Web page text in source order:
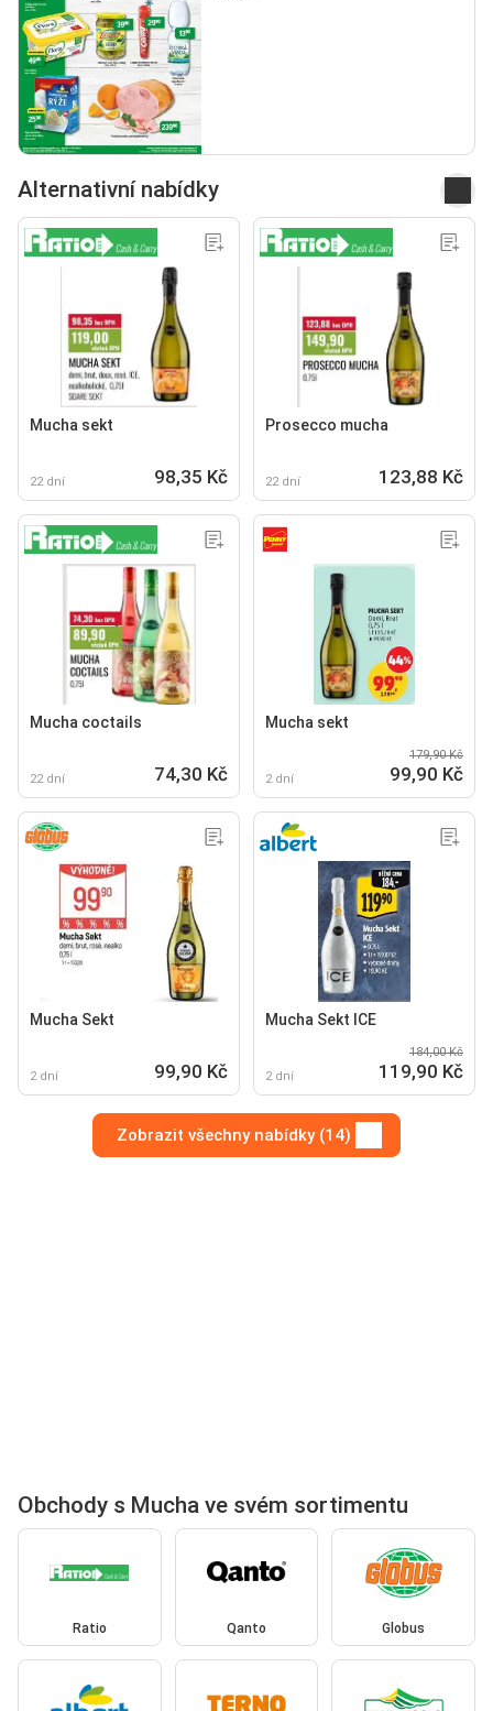
Alternativní nabídky
Mucha sekt
22 dní 98,35 Kč
Prosecco mucha
22 dní 123,88 Kč
Mucha coctails
22 dní 74,30 Kč
Mucha sekt
2 dní
179,90 Kč
99,90 Kč
Mucha Sekt
2 dní 99,90 Kč
Mucha Sekt ICE
2 dní
184,00 Kč
119,90 Kč
Zobrazit všechny nabídky (14)
Obchody s Mucha ve svém sortimentu
Ratio Qanto Globus